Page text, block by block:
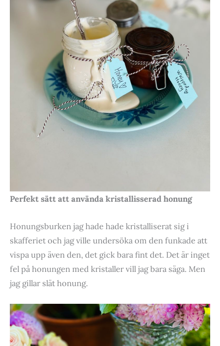
Perfekt sätt att använda kristallisserad honung
Honungsburken jag hade hade kristalliserat sig i
skafferiet och jag ville undersöka om den funkade att
vispa upp även den, det gick bara fint det. Det är inget
fel på honungen med kristaller vill jag bara säga. Men
jag gillar slät honung.